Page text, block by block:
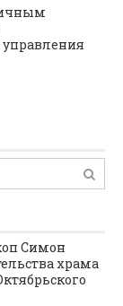
Симон
храма